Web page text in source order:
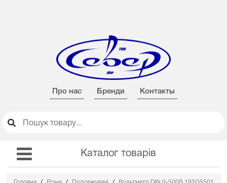
Про нас Бренди Контакты
Каталог товарів